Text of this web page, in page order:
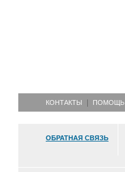
КОНТАКТЫ ПОМОЩЬ
ОБРАТНАЯ СВЯЗЬ